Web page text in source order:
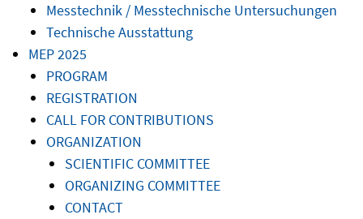
Messtechnik / Messtechnische Untersuchungen
Technische Ausstattung
MEP 2025
PROGRAM
REGISTRATION
CALL FOR CONTRIBUTIONS
ORGANIZATION
SCIENTIFIC COMMITTEE
ORGANIZING COMMITTEE
CONTACT